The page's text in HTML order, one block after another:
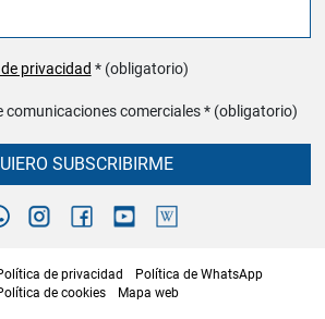
privacidad * (obligatorio)
comunicaciones comerciales * (obligatorio)
SUBSCRIBIRME
de privacidad
Política de WhatsApp
de cookies
Mapa web